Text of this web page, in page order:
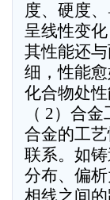
度、硬度
呈线性变
其性能还
细，性能
化合物处性
（ 2）合
合金的工
联系。如
分布、偏
相线之间